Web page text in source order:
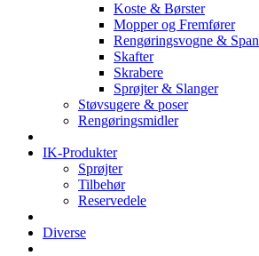
Koste & Børster
Mopper og Fremfører
Rengøringsvogne &
Skafter
Skrabere
Sprøjter & Slanger
Støvsugere & poser
Rengøringsmidler
IK-Produkter
Sprøjter
Tilbehør
Reservedele
Diverse